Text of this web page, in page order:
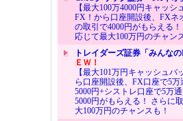
【最大100万4000円キャッシ
FX！から口座開設後、FXネ
の取引で4000円がもらえる
応じて最大100万円のチャン
トレイダーズ証券「みんなの
ＥＷ！
【最大101万円キャッシュ
ら口座開設後、FX口座で5
5000円+シストレ口座で5万
5000円がもらえる！ さらに
大100万円のチャンスも！